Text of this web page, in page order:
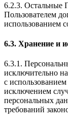
6.2.3. Остальные
Пользователем
использованием
6.3. Хранение и
6.3.1.
исключительно
с
исключением
персональных
требований